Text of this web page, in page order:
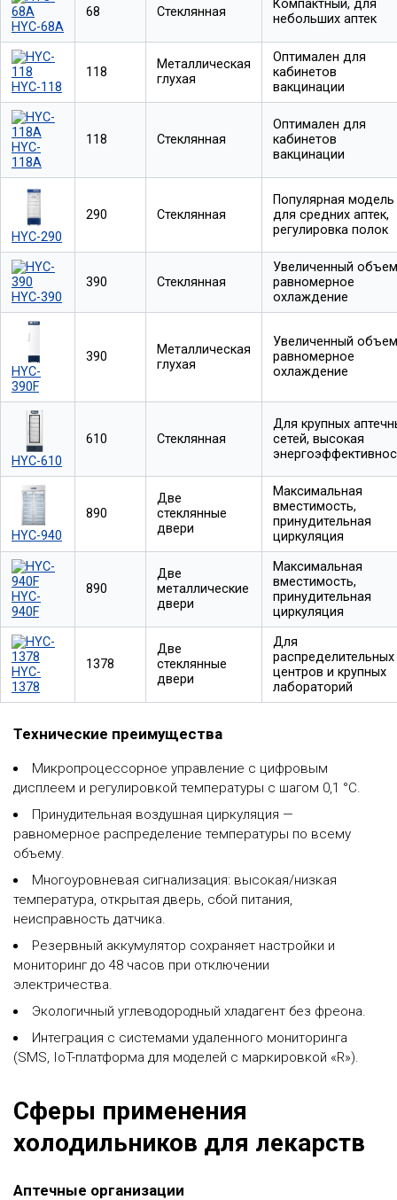
HYC-68A
68 Стеклянная
Компактный, для
небольших аптек
HYC-118
118
Металлическая
глухая
Оптимален для
кабинетов
вакцинации
HYC-
118A
118 Стеклянная
Оптимален для
кабинетов
вакцинации
HYC-290
290 Стеклянная
Популярная модель
для средних аптек,
регулировка полок
HYC-390
390 Стеклянная
Увеличенный
равномерное
охлаждение
HYC-
390F
390
Металлическая
глухая
Увеличенный
равномерное
охлаждение
HYC-610
610 Стеклянная
Для крупных
сетей, высокая
HYC-940
890
Две
стеклянные
двери
Максимальная
вместимость,
принудительная
циркуляция
HYC-
940F
890
Две
металлические
двери
Максимальная
вместимость,
принудительная
циркуляция
HYC-
1378
1378
Две
стеклянные
двери
Для
распределительных
центров и крупных
лабораторий
Технические преимущества
Микропроцессорное управление с цифровым
дисплеем и регулировкой температуры с шагом 0,1 °С.
Принудительная воздушная циркуляция —
равномерное распределение температуры по всему
объему.
Многоуровневая сигнализация: высокая/низкая
температура, открытая дверь, сбой питания,
неисправность датчика.
Резервный аккумулятор сохраняет настройки и
мониторинг до 48 часов при отключении
электричества.
Экологичный углеводородный хладагент без фреона.
Интеграция с системами удаленного мониторинга
(SMS, IoT-платформа для моделей с маркировкой «R»).
Сферы применения
холодильников для лекарств
Аптечные организации